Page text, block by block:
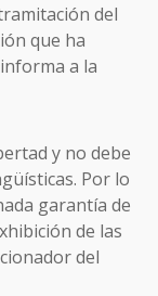
del
que ha
a la
y no debe
Por lo
garantía de
de las
del